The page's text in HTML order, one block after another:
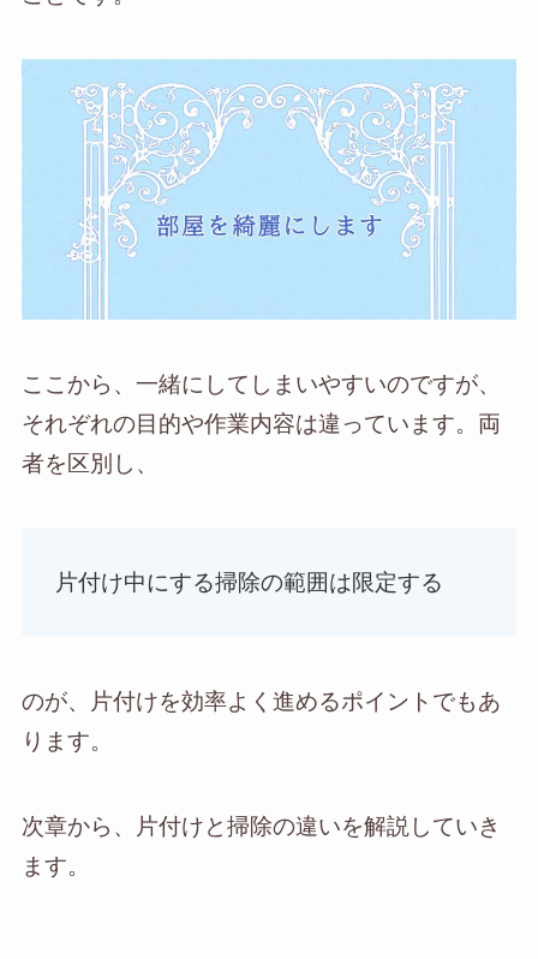
ここから、一緒にしてしまいやすいのですが、
それぞれの目的や作業内容は違っています。両
者を区別し、
片付け中にする掃除の範囲は限定する
のが、片付けを効率よく進めるポイントでもあ
ります。
次章から、片付けと掃除の違いを解説していき
ます。